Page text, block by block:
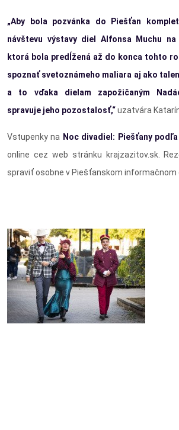
„Aby bola pozvánka do Piešťan
návštevu výstavy diel Alfonsa Muchu
ktorá bola predĺžená až do konca tohto
spoznať svetoznámeho maliara aj ako
a to vďaka dielam zapožičaným
spravuje jeho pozostalosť,“uzatvára
Vstupenky na Noc divadiel: Piešťany
online cez web stránku krajzazitov.sk.
spraviť osobne v Piešťanskom informačnom